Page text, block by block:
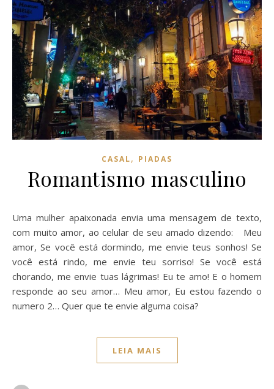
CASAL, PIADAS
Romantismo masculino
Uma mulher apaixonada envia uma mensagem de texto,
com muito amor, ao celular de seu amado dizendo: Meu
amor, Se você está dormindo, me envie teus sonhos! Se
você está rindo, me envie teu sorriso! Se você está
chorando, me envie tuas lágrimas! Eu te amo! E o homem
responde ao seu amor… Meu amor, Eu estou fazendo o
numero 2… Quer que te envie alguma coisa?
LEIA MAIS